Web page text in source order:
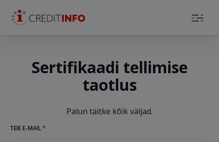
Sertifikaadi tellimise
taotlus
Palun täitke kõik väljad.
TEIE E-MAIL*